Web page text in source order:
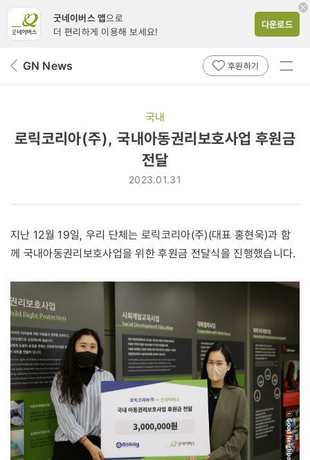
굿네이버스 앱으로
더 편리하게 이용해 보세요!
다운로드
뒤 GN News 후원하기
전체
국내
로릭코리아(주), 국내아동권리보호사업 후원금
전달
2023.01.31
지난 12월 19일, 우리 단체는 로릭코리아(주)(대표 홍현욱)과 함
께 국내아동권리보호사업을 위한 후원금 전달식을 진행했습니다.